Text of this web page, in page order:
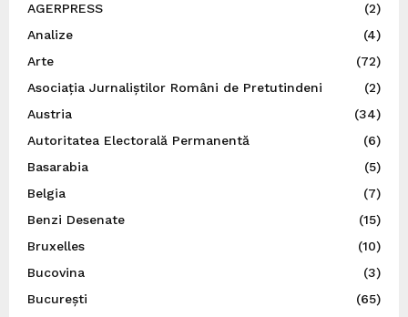
AGERPRESS
(2)
Analize
(4)
Arte
(72)
Asociația Jurnaliștilor Români de Pretutindeni
(2)
Austria
(34)
Autoritatea Electorală Permanentă
(6)
Basarabia
(5)
Belgia
(7)
Benzi Desenate
(15)
Bruxelles
(10)
Bucovina
(3)
București
(65)